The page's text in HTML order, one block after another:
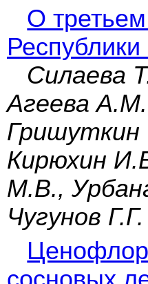
О
Силаева
Агеева
Гришуткин
Кирюхин
М.В.,
Чугунов Г.Г.